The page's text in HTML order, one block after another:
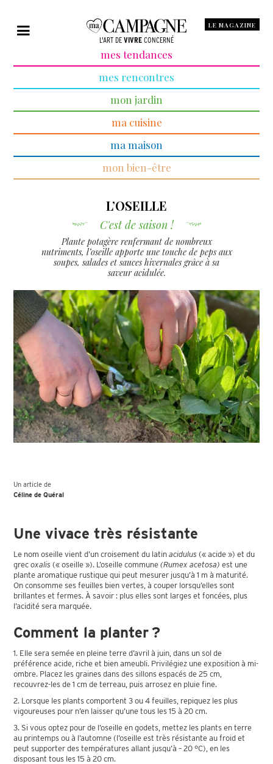
L'ART DE VIVRE CONCERNÉ
LE MAGAZINE
mes tendances
mes rencontres
mon jardin
ma cuisine
ma maison
mon bien-être
L’OSEILLE
C'est de saison !
Plante potagère renfermant de nombreux
nutriments, l’oseille apporte une touche de peps aux
soupes, salades et sauces hivernales grâce à sa
saveur acidulée.
Un article de
Céline de Quéral
Une vivace très résistante
Le nom oseille vient d’un croisement du latinacidulus (« acide ») et du
grecoxalis (« oseille »). L’oseille commune(Rumex acetosa) est une
plante aromatique rustique qui peut mesurer jusqu’à 1 m à maturité.
On consomme ses feuilles bien vertes, à couper lorsqu’elles sont
brillantes et fermes. À savoir : plus elles sont larges et foncées, plus
l’acidité sera marquée.
Comment la planter ?
1. Elle sera semée en pleine terre d’avril à juin, dans un sol de
préférence acide, riche et bien ameubli. Privilégiez une exposition à mi-
ombre. Placez les graines dans des sillons espacés de 25 cm,
recouvrez-les de 1 cm de terreau, puis arrosez en pluie fine.
2. Lorsque les plants comportent 3 ou 4 feuilles, repiquez les plus
vigoureuses pour n’en laisser qu’une tous les 15 à 20 cm.
3. Si vous optez pour de l’oseille en godets, mettez les plants en terre
au printemps ou à l’automne (l’oseille est très résistante au froid et
peut supporter des températures allant jusqu’à – 20 °C), en les
disposant tous les 15 à 20 cm.